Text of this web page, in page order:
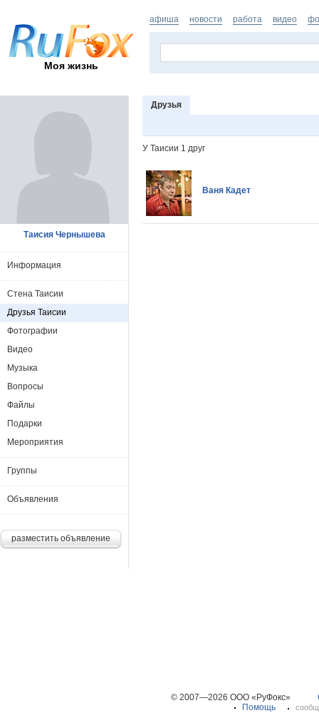
Моя жизнь
афиша новости работа видео
Друзья
У Таисии 1 друг
Ваня Кадет
Таисия Чернышева
Информация
Стена Таисии
Друзья Таисии
Фотографии
Видео
Музыка
Вопросы
Файлы
Подарки
Мероприятия
Группы
Объявления
разместить объявление
© 2007—2026 ООО «РуФокс»
Помощь